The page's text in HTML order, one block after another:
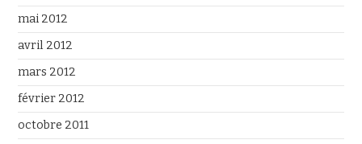
mai 2012
avril 2012
mars 2012
février 2012
octobre 2011